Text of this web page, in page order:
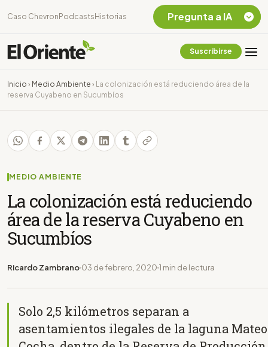
Caso Chevron Podcasts Historias
Suscribirse
Inicio › Medio Ambiente ›
La colonización está reduciendo área de la
reserva Cuyabeno en Sucumbíos
MEDIO AMBIENTE
La colonización está reduciendo
área de la reserva Cuyabeno en
Sucumbíos
Ricardo Zambrano 03 de febrero, 2020 1 min de lectura
Solo 2,5 kilómetros separan a
asentamientos ilegales de la laguna Mateo
Pregunta a IA
Chevron Ecuador